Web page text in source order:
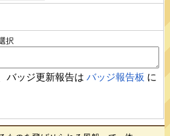
択
バッジ更新報告はバッジ報告板 に